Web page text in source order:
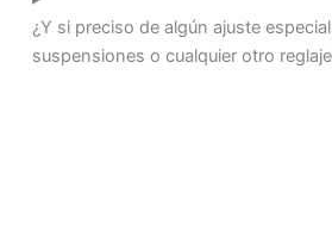
¿Y si preciso de algún ajuste
suspensiones o cualquier otro